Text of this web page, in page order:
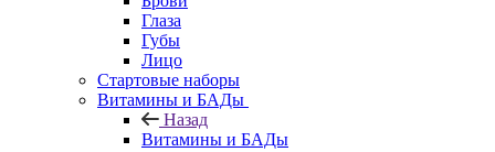
Глаза
Губы
Лицо
Стартовые наборы
Витамины и БАДы
Назад
Витамины и БАДы